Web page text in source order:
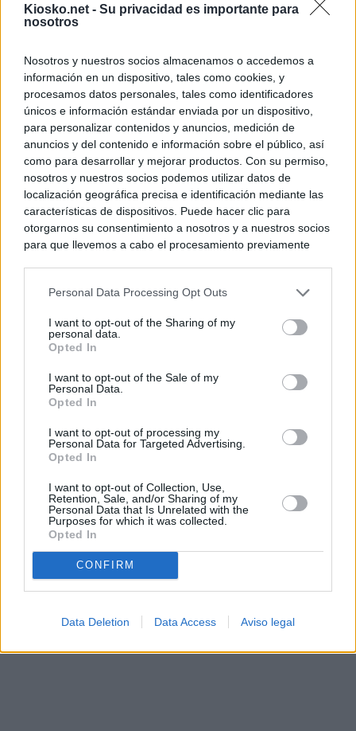
Kiosko.net - Su privacidad es importante para
nosotros
Nosotros y nuestros socios almacenamos o accedemos a
información en un dispositivo, tales como cookies, y
procesamos datos personales, tales como identificadores
únicos e información estándar enviada por un dispositivo,
para personalizar contenidos y anuncios, medición de
anuncios y del contenido e información sobre el público, así
como para desarrollar y mejorar productos. Con su permiso,
nosotros y nuestros socios podemos utilizar datos de
localización geográfica precisa e identificación mediante las
características de dispositivos. Puede hacer clic para
otorgarnos su consentimiento a nosotros y a nuestros socios
para que llevemos a cabo el procesamiento previamente
negar su consentimiento. Tenga en cuenta que algún
de su consentimiento, pero usted tiene el derecho de
rechazar tal procesamiento. Sus preferencias se aplicarán
cualquier momento entrando de nuevo en este sitio web o
visitando nuestra política de privacidad.
Personal Data Processing Opt Outs
I want to opt-out of the Sharing of my
personal data.
Opted In
I want to opt-out of the Sale of my
Personal Data.
Opted In
I want to opt-out of processing my
Personal Data for Targeted Advertising.
Opted In
I want to opt-out of Collection, Use,
Retention, Sale, and/or Sharing of my
Personal Data that Is Unrelated with the
Purposes for which it was collected.
Opted In
CONFIRM
Data Deletion Data Access Aviso legal